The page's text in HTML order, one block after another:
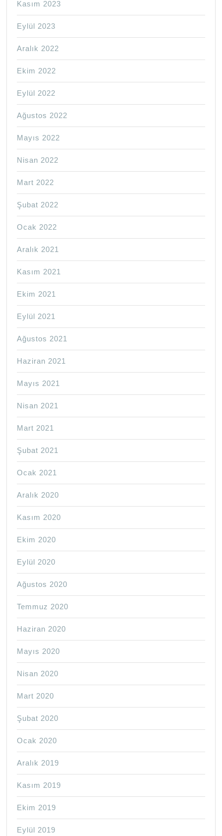
Kasım 2023
Eylül 2023
Aralık 2022
Ekim 2022
Eylül 2022
Ağustos 2022
Mayıs 2022
Nisan 2022
Mart 2022
Şubat 2022
Ocak 2022
Aralık 2021
Kasım 2021
Ekim 2021
Eylül 2021
Ağustos 2021
Haziran 2021
Mayıs 2021
Nisan 2021
Mart 2021
Şubat 2021
Ocak 2021
Aralık 2020
Kasım 2020
Ekim 2020
Eylül 2020
Ağustos 2020
Temmuz 2020
Haziran 2020
Mayıs 2020
Nisan 2020
Mart 2020
Şubat 2020
Ocak 2020
Aralık 2019
Kasım 2019
Ekim 2019
Eylül 2019